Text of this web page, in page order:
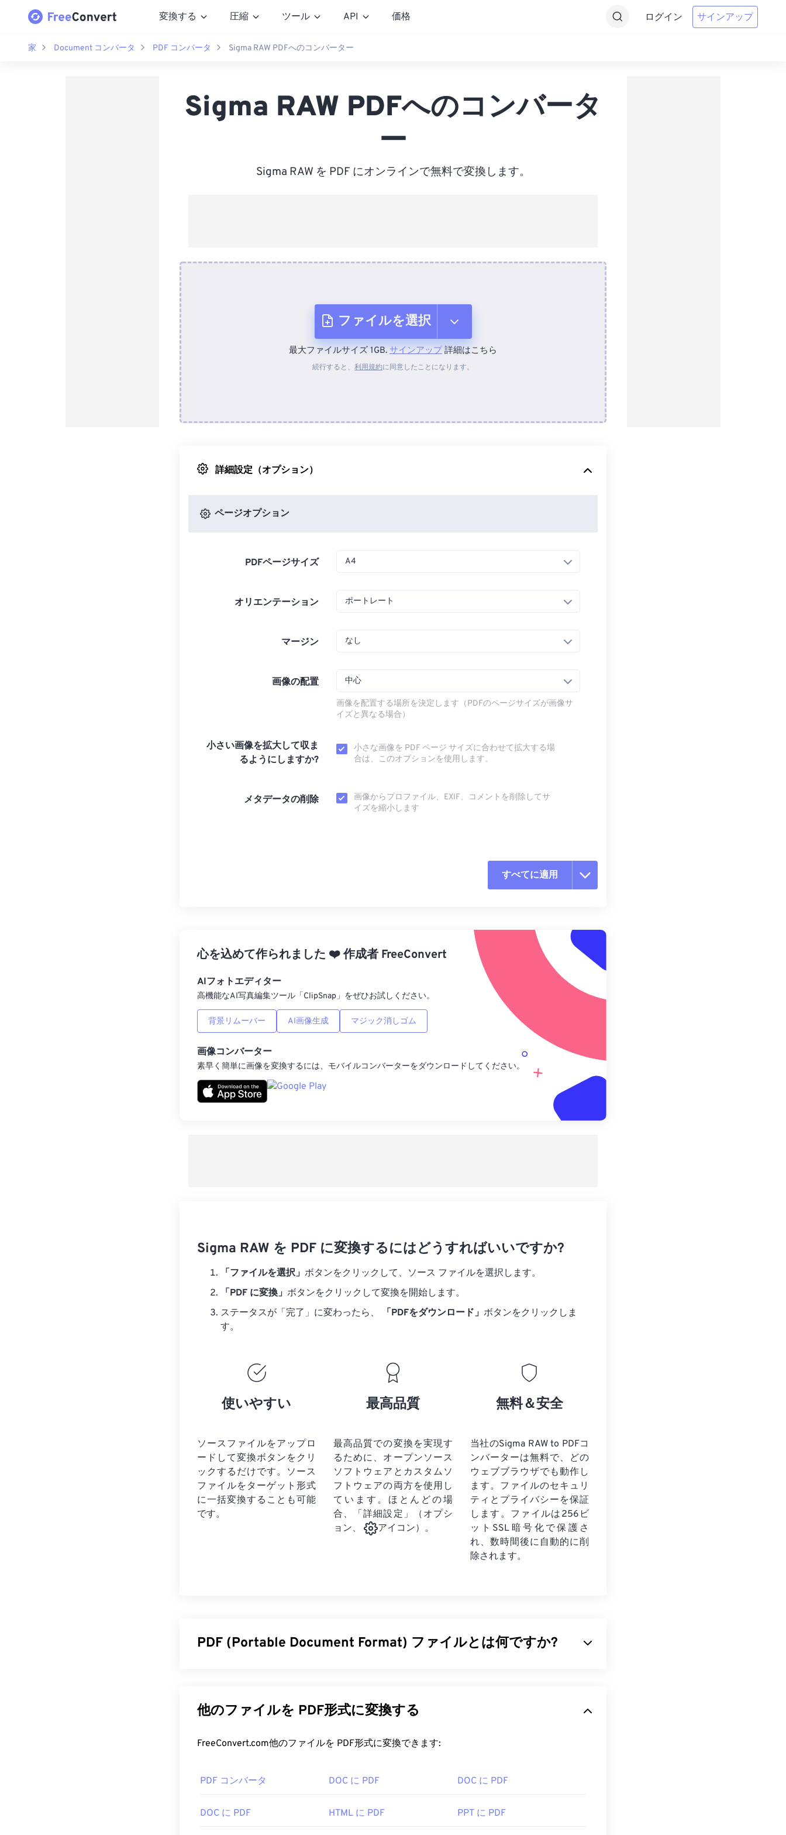
変換する 圧縮 ツール API 価格 ログイン サインアップ
家 Document コンバータ PDF コンバータ Sigma RAW PDFへのコンバーター
Sigma RAW PDFへのコンバータ
ー
Sigma RAW を PDF にオンラインで無料で変換します。
ファイルを選択
デバイスから
最大ファイルサイズ 1GB. サインアップ詳細はこちら
続行すると、 利用規約に同意したことになります。
詳細設定（オプション）
ページオプション
PDFページサイズ A4
オリエンテーション ポートレート
マージン なし
画像の配置 中心
画像を配置する場所を決定します（PDFのページサイズが画像サ
イズと異なる場合）
小さい画像を拡大して収ま
るようにしますか?
小さな画像を PDF ページ サイズに合わせて拡大する場
合は、このオプションを使用します。
メタデータの削除
画像からプロファイル、EXIF、コメントを削除してサ
イズを縮小します
すべてに適用
プリセットから適用
プリセットとして保存
心を込めて作られました ❤️作成者 FreeConvert
AIフォトエディター
高機能なAI写真編集ツール「ClipSnap」をぜひお試しください。
背景リムーバー AI画像生成 マジック消しゴム
画像コンバーター
素早く簡単に画像を変換するには、モバイルコンバーターをダウンロードしてください。
Sigma RAW を PDF に変換するにはどうすればいいですか?
「ファイルを選択」 ボタンをクリックして、ソース ファイルを選択します。
「PDF に変換」 ボタンをクリックして変換を開始します。
ステータスが「完了」に変わったら、
「PDFをダウンロード」 ボタンをクリックしま
す。
使いやすい
ソースファイルをアップロ
ードして変換ボタンをクリ
ックするだけです。 ソース
ファイルを ターゲット形式
に一括変換することも可能
です。
最高品質
最高品質での変換を実現す
るために、オープンソース
ソフトウェアとカスタムソ
フトウェアの両方を使用し
ています。ほとんどの場
合、「詳細設定」（オプシ
ョン、
アイコン）。
無料＆安全
当社のSigma RAW to PDFコ
ンバーターは無料で、どの
ウェブブラウザでも動作し
ます。ファイルのセキュリ
ティとプライバシーを保証
します。ファイルは256ビ
ットSSL暗号化で保護さ
れ、数時間後に自動的に削
除されます。
PDF (Portable Document Format) ファイルとは何ですか?
PDFが広く普及している理由は、元の文書の書式を維持できることです。PDFファイルは、ど
のデバイスやオペレーティングシステムでも常に同じ外観を保ちます。
PDF ファイルを開くにはどうすればいいですか?
す。AdobeはPDF標準を開発し、そのプログラムは間違いなく最も 人気のある無料PDFリーダ
い機能がたくさん含まれていて、やや肥大化したプログラムだと感じています。
他のファイルを PDF形式に変換する
FreeConvert.com他のファイルを PDF形式に変換できます:
PDF コンバータ DOC に PDF DOC に PDF
DOC に PDF HTML に PDF PPT に PDF